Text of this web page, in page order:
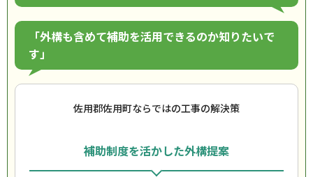
「外構も含めて補助を活用できるのか知りたいで
す」
佐用郡佐用町ならではの工事の解決策
補助制度を活かした外構提案